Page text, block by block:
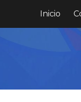
Inicio